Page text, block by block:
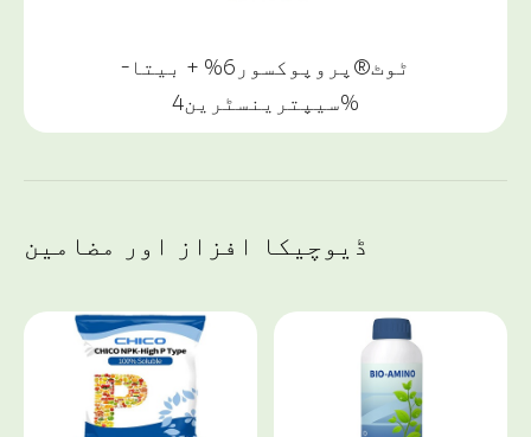
ٹوٹ®پروپوکسور6% + بیتا-
سیپترینسٹرین4%
ڈیوچیکا افزاز اور مضامین